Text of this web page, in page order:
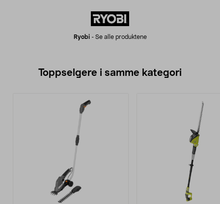
Ryobi- Se alle produktene
Toppselgere i samme kategori